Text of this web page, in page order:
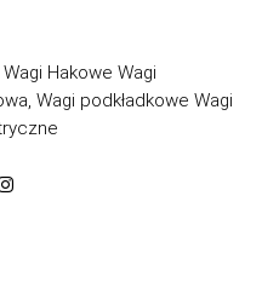
Hakowe Wagi
Wagi podkładkowe Wagi